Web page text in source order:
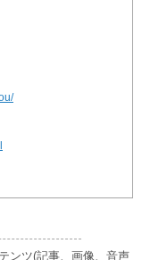
ンツ(記事、画像、音声